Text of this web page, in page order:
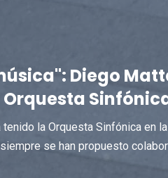
Diego
la Orquesta Sinfónica en
se han propuesto